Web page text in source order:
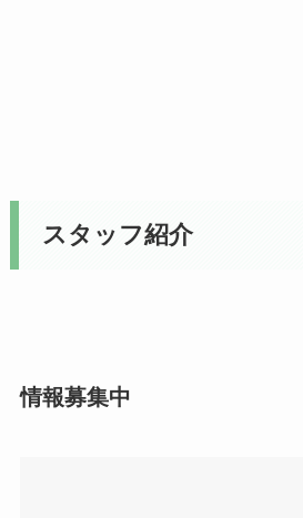
スタッフ紹介
情報募集中